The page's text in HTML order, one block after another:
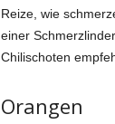
Reize, wie
einer
Chilischoten
Orangen